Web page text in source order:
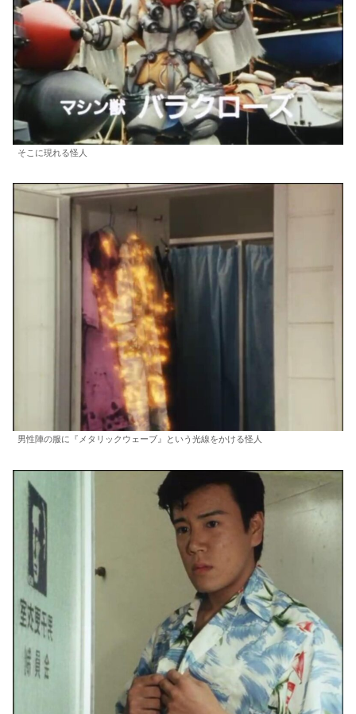
そこに現れる怪人
男性陣の服に『メタリックウェーブ』という光線をかける怪人